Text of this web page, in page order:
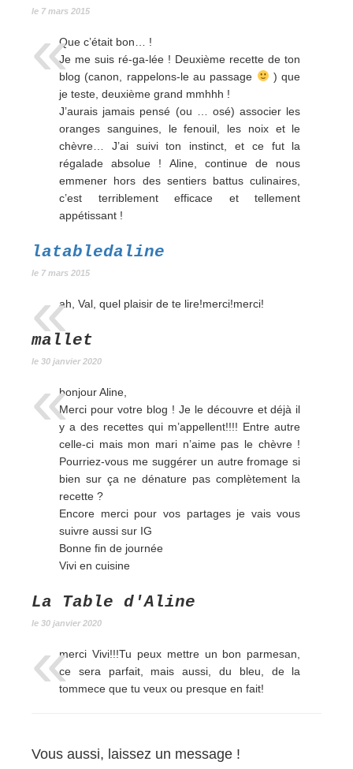
le 7 mars 2015
Que c’était bon… !
Je me suis ré-ga-lée ! Deuxième recette de ton
blog (canon, rappelons-le au passage
) que
je teste, deuxième grand mmhhh !
J’aurais jamais pensé (ou … osé) associer les
oranges sanguines, le fenouil, les noix et le
chèvre… J’ai suivi ton instinct, et ce fut la
régalade absolue ! Aline, continue de nous
emmener hors des sentiers battus culinaires,
c’est terriblement efficace et tellement
appétissant !
latabledaline
le 7 mars 2015
ah, Val, quel plaisir de te lire!merci!merci!
mallet
le 30 janvier 2020
bonjour Aline,
Merci pour votre blog ! Je le découvre et déjà il
y a des recettes qui m’appellent!!!! Entre autre
celle-ci mais mon mari n’aime pas le chèvre !
Pourriez-vous me suggérer un autre fromage si
bien sur ça ne dénature pas complètement la
recette ?
Encore merci pour vos partages je vais vous
suivre aussi sur IG
Bonne fin de journée
Vivi en cuisine
La Table d'Aline
le 30 janvier 2020
merci Vivi!!!Tu peux mettre un bon parmesan,
ce sera parfait, mais aussi, du bleu, de la
tommece que tu veux ou presque en fait!
Vous aussi, laissez un message !